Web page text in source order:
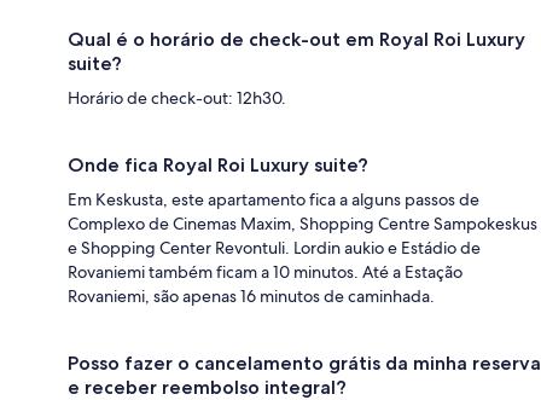
Qual é o horário de check-out em Royal Roi Luxury
suite?
Horário de check-out: 12h30.
Onde fica Royal Roi Luxury suite?
Em Keskusta, este apartamento fica a alguns passos de
Complexo de Cinemas Maxim, Shopping Centre Sampokeskus
e Shopping Center Revontuli. Lordin aukio e Estádio de
Rovaniemi também ficam a 10 minutos. Até a Estação
Rovaniemi, são apenas 16 minutos de caminhada.
Posso fazer o cancelamento grátis da minha reserva
e receber reembolso integral?